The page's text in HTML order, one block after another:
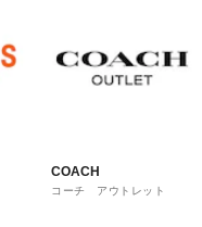
COACH
コーチ アウトレット